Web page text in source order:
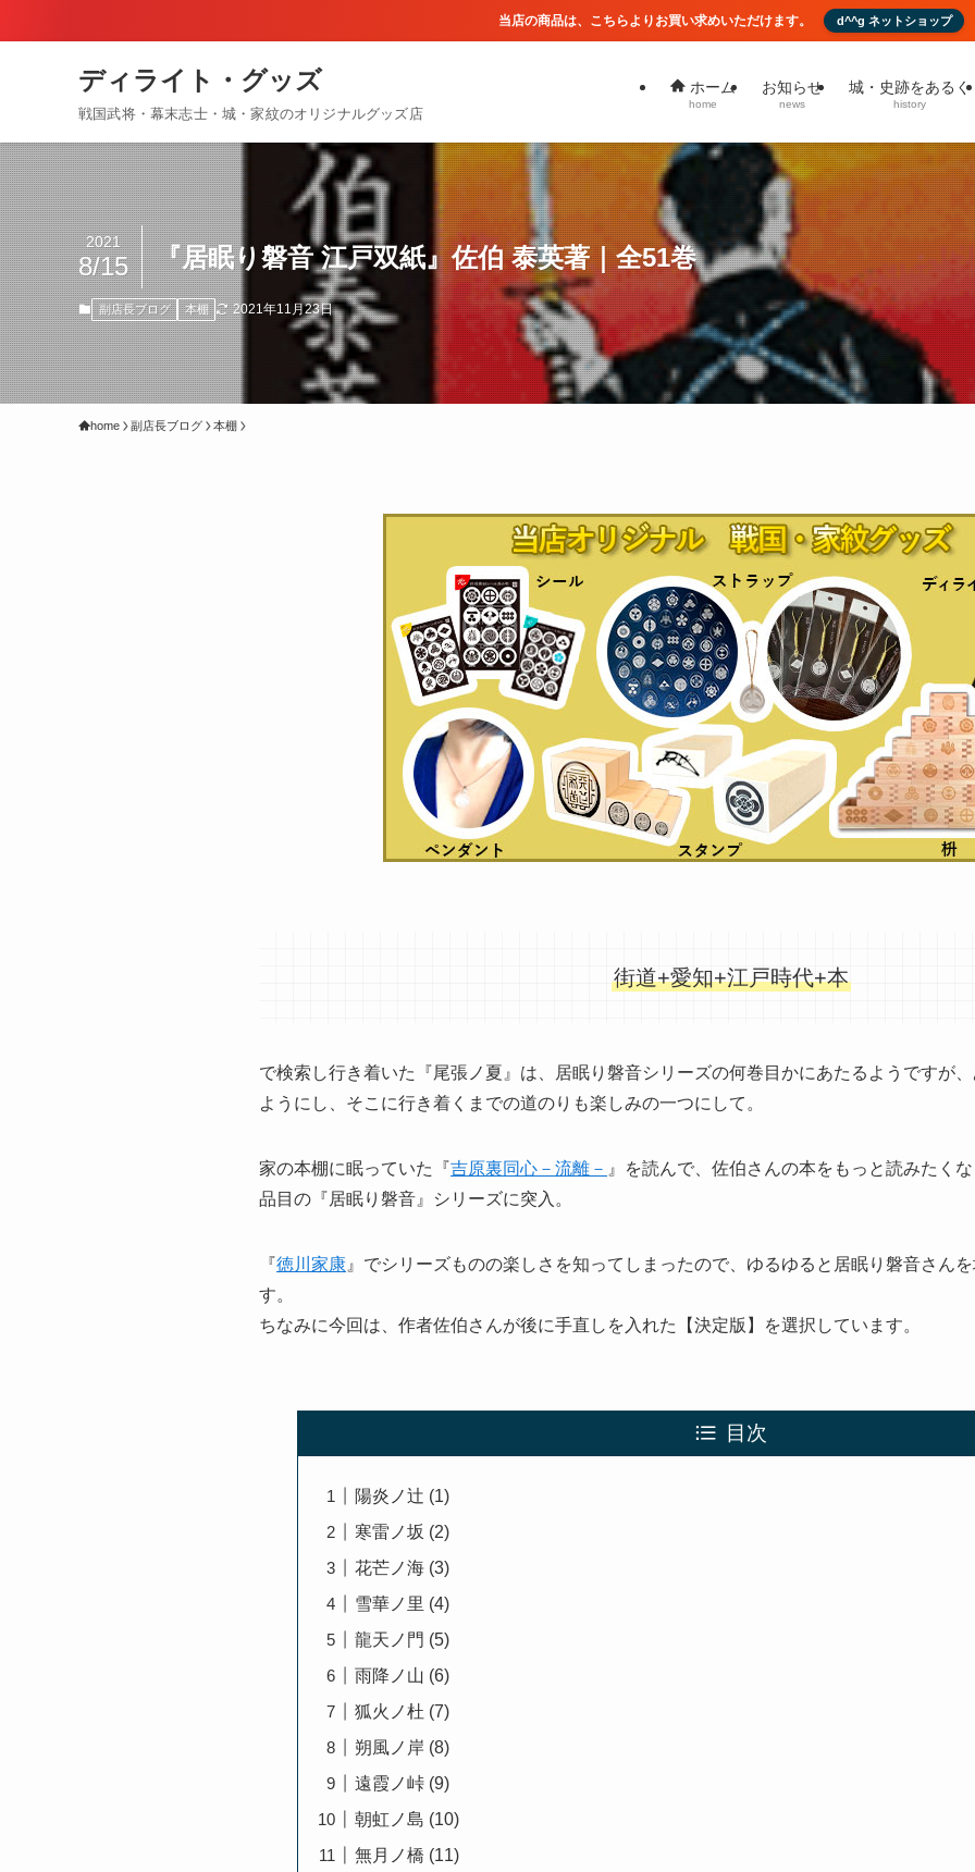
当店の商品は、こちらよりお買い求めいただけます。 d^^g ネットショップ
ディライト・グッズ
戦国武将・幕末志士・城・家紋のオリジナルグッズ店
ホーム
home
お知らせ
news
城・史跡をあるく
history
『居眠り磐音 江戸双紙』佐伯 泰英著｜全51巻
2021
8/15
副店長ブログ 本棚 2021年11月23日
home 副店長ブログ 本棚
街道+愛知+江戸時代+本
で検索し行き着いた『尾張ノ夏』は、居眠り磐音シリーズの何巻目かにあたるようですが
ようにし、そこに行き着くまでの道のりも楽しみの一つにして。
家の本棚に眠っていた『吉原裏同心－流離－ 』を読んで、佐伯さんの本をもっと読みたく
品目の『居眠り磐音』シリーズに突入。
『徳川家康 』でシリーズものの楽しさを知ってしまったので、ゆるゆると居眠り磐音さん
す。
ちなみに今回は、作者佐伯さんが後に手直しを入れた【決定版 】を選択しています。
目次
陽炎ノ辻 (1)
寒雷ノ坂 (2)
花芒ノ海 (3)
雪華ノ里 (4)
龍天ノ門 (5)
雨降ノ山 (6)
狐火ノ杜 (7)
朔風ノ岸 (8)
遠霞ノ峠 (9)
朝虹ノ島 (10)
無月ノ橋 (11)